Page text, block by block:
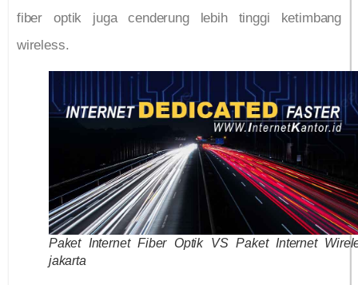
fiber optik juga cenderung lebih tinggi ketimbang
wireless.
Paket Internet Fiber Optik VS Paket Internet
jakarta